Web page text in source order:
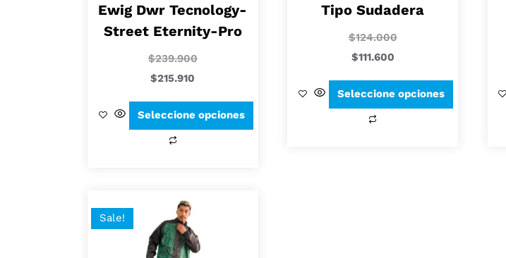
Ewig Dwr Tecnology-
Street Eternity-Pro
$239.900
$215.910
Seleccione opciones
Tipo Sudadera
$124.000
$111.600
Seleccione opciones
Sale!